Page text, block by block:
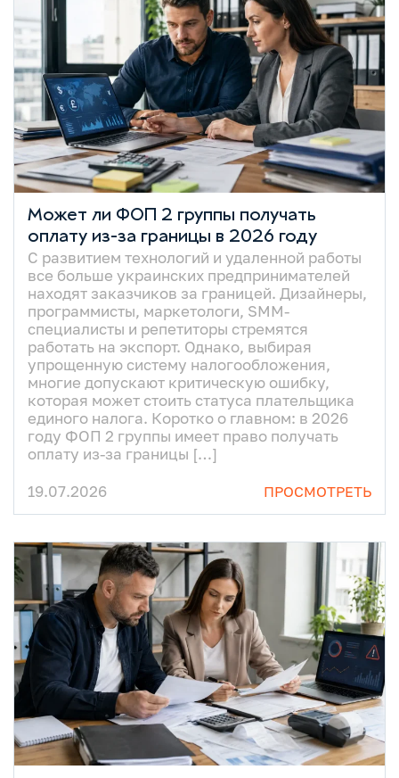
Может ли ФОП 2 группы получать
оплату из-за границы в 2026 году
С развитием технологий и удаленной работы
все больше украинских предпринимателей
находят заказчиков за границей. Дизайнеры,
программисты, маркетологи, SMM-
специалисты и репетиторы стремятся
работать на экспорт. Однако, выбирая
упрощенную систему налогообложения,
многие допускают критическую ошибку,
которая может стоить статуса плательщика
единого налога. Коротко о главном: в 2026
году ФОП 2 группы имеет право получать
оплату из-за границы […]
19.07.2026
ПРОСМОТРЕТЬ